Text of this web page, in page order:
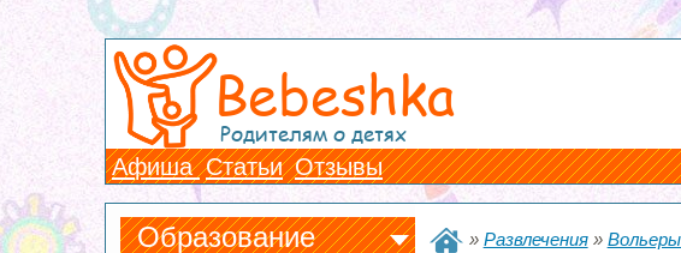
Bebeshka
Родителям о детях
Афиша Статьи Отзывы
Образование
» Развлечения»